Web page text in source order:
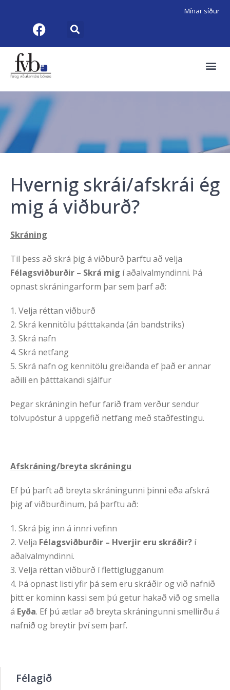
Mínar síður
Hvernig skrái/afskrái ég
mig á viðburð?
Skráning
Til þess að skrá þig á viðburð þarftu að velja
Félagsviðburðir – Skrá mig í aðalvalmyndinni. Þá
opnast skráningarform þar sem þarf að:
1. Velja réttan viðburð
2. Skrá kennitölu þátttakanda (án bandstriks)
3. Skrá nafn
4. Skrá netfang
5. Skrá nafn og kennitölu greiðanda ef það er annar
aðili en þátttakandi sjálfur
Þegar skráningin hefur farið fram verður sendur
tölvupóstur á uppgefið netfang með staðfestingu.
Afskráning/breyta skráningu
Ef þú þarft að breyta skráningunni þinni eða afskrá
þig af viðburðinum, þá þarftu að:
1. Skrá þig inn á innri vefinn
2. Velja Félagsviðburðir – Hverjir eru skráðir? í
aðalvalmyndinni.
3. Velja réttan viðburð í flettiglugganum
4. Þá opnast listi yfir þá sem eru skráðir og við nafnið
þitt er kominn kassi sem þú getur hakað við og smella
á Eyða. Ef þú ætlar að breyta skráningunni smellirðu á
nafnið og breytir því sem þarf.
Félagið